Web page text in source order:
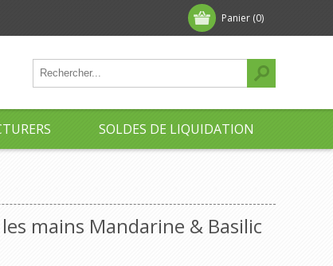
Panier (0)
SOLDES DE LIQUIDATION
mains Mandarine & Basilic